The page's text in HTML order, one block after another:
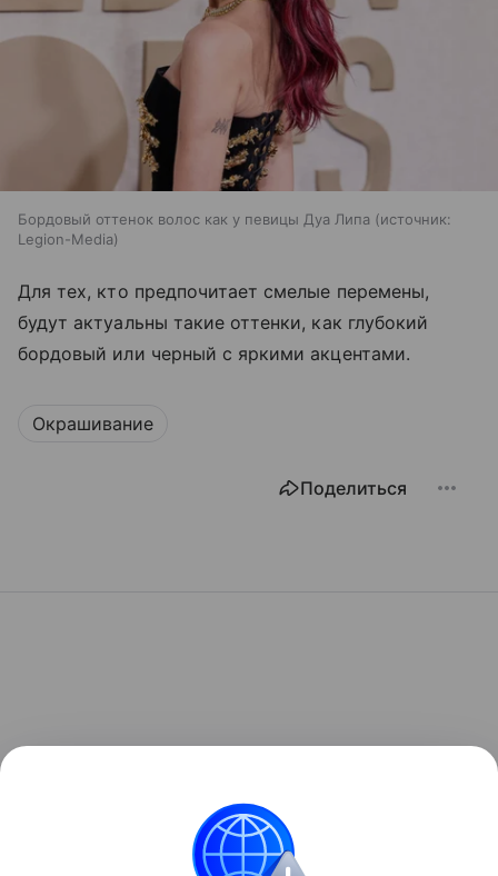
Бордовый оттенок волос как у певицы Дуа Липа
источник:
Legion-Media
Для тех, кто предпочитает смелые перемены,
будут актуальны такие оттенки, как глубокий
бордовый или черный с яркими акцентами.
Окрашивание
Поделиться